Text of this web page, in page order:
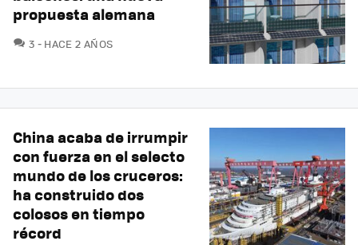
propuesta alemana
3 COMENTARIOS
HACE 2 AÑOS
China acaba de irrumpir
con fuerza en el selecto
mundo de los cruceros:
ha construido dos
colosos en tiempo
récord